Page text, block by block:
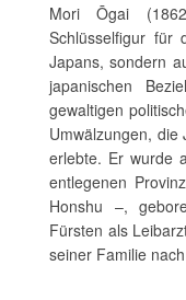
Mori Ōgai
Schlüsselfigur für
Japans, sondern
japanischen
gewaltigen
Umwälzungen,
erlebte. Er wurde
entlegenen
Honshu –,
Fürsten als
seiner Familie